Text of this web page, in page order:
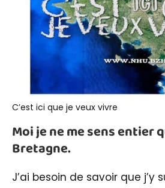
C’est ici que je veux vivre
Moi je ne me sens entier
Bretagne.
J’ai besoin de savoir que j’y